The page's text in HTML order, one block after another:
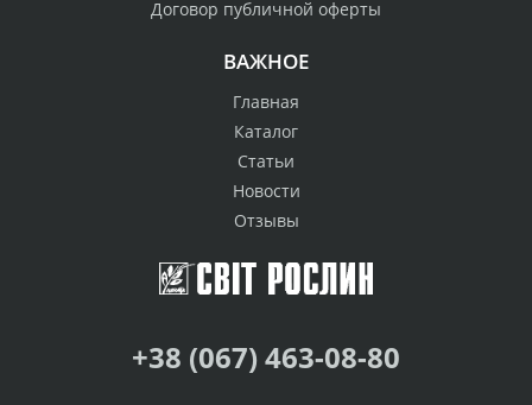
Договор публичной оферты
ВАЖНОЕ
Главная
Каталог
Статьи
Новости
Отзывы
+38 (067) 463-08-80